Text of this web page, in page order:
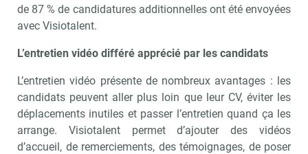
de 87 % de candidatures additionnelles ont été envoyées
avec Visiotalent.
L’entretien vidéo différé apprécié par les candidats
L’entretien vidéo présente de nombreux avantages : les
candidats peuvent aller plus loin que leur CV, éviter les
déplacements inutiles et passer l’entretien quand ça les
arrange. Visiotalent permet d’ajouter des vidéos
d’accueil, de remerciements, des témoignages, de poser